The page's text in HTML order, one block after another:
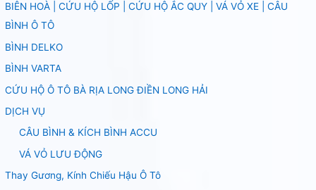
BIÊN HOÀ | CỨU HỘ LỐP | CỨU HỘ ẮC QUY | VÁ VỎ XE | CÂU
BÌNH Ô TÔ
BÌNH DELKO
BÌNH VARTA
CỨU HỘ Ô TÔ BÀ RỊA LONG ĐIỀN LONG HẢI
DỊCH VỤ
CÂU BÌNH & KÍCH BÌNH ACCU
VÁ VỎ LƯU ĐỘNG
Thay Gương, Kính Chiếu Hậu Ô Tô